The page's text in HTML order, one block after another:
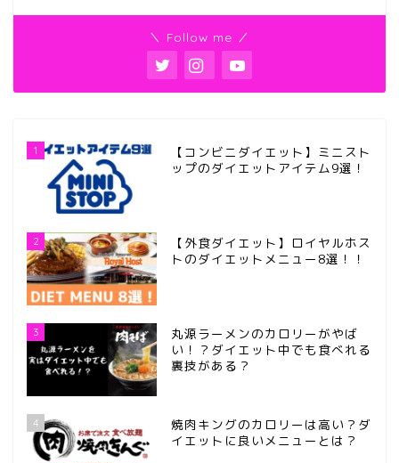
＼ Follow me ／
1
【コンビニダイエット】ミニスト
ップのダイエットアイテム9選！
2
【外食ダイエット】ロイヤルホス
トのダイエットメニュー8選！！
3
丸源ラーメンのカロリーがやば
い！？ダイエット中でも食べれる
裏技がある？
4
焼肉キングのカロリーは高い？ダ
イエットに良いメニューとは？